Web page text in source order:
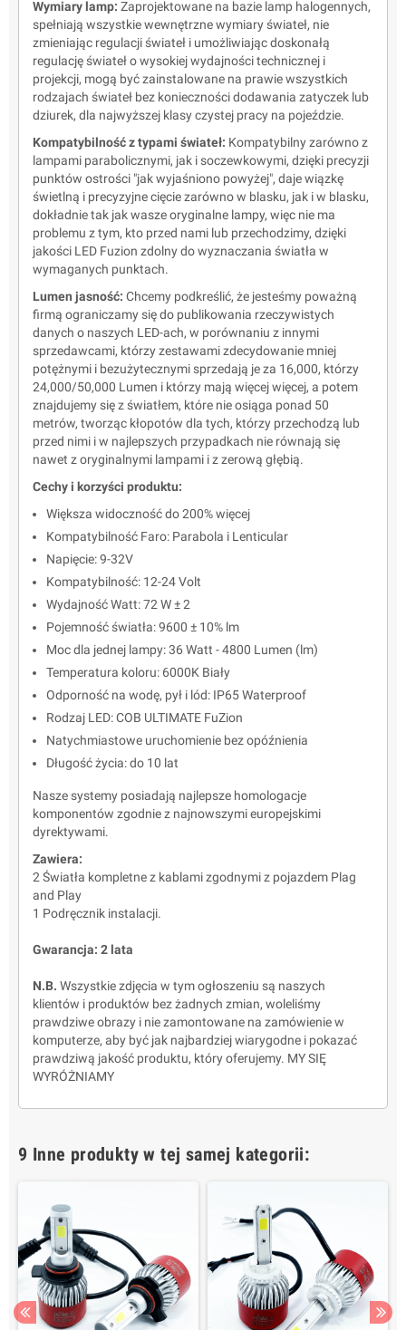
Wymiary lamp: Zaprojektowane na bazie lamp halogennych,
spełniają wszystkie wewnętrzne wymiary świateł, nie
zmieniając regulacji świateł i umożliwiając doskonałą
regulację świateł o wysokiej wydajności technicznej i
projekcji, mogą być zainstalowane na prawie wszystkich
rodzajach świateł bez konieczności dodawania zatyczek lub
dziurek, dla najwyższej klasy czystej pracy na pojeździe.
Kompatybilność z typami świateł: Kompatybilny zarówno z
lampami parabolicznymi, jak i soczewkowymi, dzięki precyzji
punktów ostrości "jak wyjaśniono powyżej", daje wiązkę
świetlną i precyzyjne cięcie zarówno w blasku, jak i w blasku,
dokładnie tak jak wasze oryginalne lampy, więc nie ma
problemu z tym, kto przed nami lub przechodzimy, dzięki
jakości LED Fuzion zdolny do wyznaczania światła w
wymaganych punktach.
Lumen jasność: Chcemy podkreślić, że jesteśmy poważną
firmą ograniczamy się do publikowania rzeczywistych
danych o naszych LED-ach, w porównaniu z innymi
sprzedawcami, którzy zestawami zdecydowanie mniej
potężnymi i bezużytecznymi sprzedają je za 16,000, którzy
24,000/50,000 Lumen i którzy mają więcej więcej, a potem
znajdujemy się z światłem, które nie osiąga ponad 50
metrów, tworząc kłopotów dla tych, którzy przechodzą lub
przed nimi i w najlepszych przypadkach nie równają się
nawet z oryginalnymi lampami i z zerową głębią.
Cechy i korzyści produktu:
Większa widoczność do 200% więcej
Kompatybilność Faro: Parabola i Lenticular
Napięcie: 9-32V
Kompatybilność: 12-24 Volt
Wydajność Watt: 72 W ± 2
Pojemność światła: 9600 ± 10% lm
Moc dla jednej lampy: 36 Watt - 4800 Lumen (lm)
Temperatura koloru: 6000K Biały
Odporność na wodę, pył i lód: IP65 Waterproof
Rodzaj LED: COB ULTIMATE FuZion
Natychmiastowe uruchomienie bez opóźnienia
Długość życia: do 10 lat
Nasze systemy posiadają najlepsze homologacje
komponentów zgodnie z najnowszymi europejskimi
dyrektywami.
Zawiera:
2 Światła kompletne z kablami zgodnymi z pojazdem Plag
and Play
1 Podręcznik instalacji.
Gwarancja: 2 lata
N.B. Wszystkie zdjęcia w tym ogłoszeniu są naszych
klientów i produktów bez żadnych zmian, woleliśmy
prawdziwe obrazy i nie zamontowane na zamówienie w
komputerze, aby być jak najbardziej wiarygodne i pokazać
prawdziwą jakość produktu, który oferujemy. MY SIĘ
WYRÓŻNIAMY
9 Inne produkty w tej samej kategorii: